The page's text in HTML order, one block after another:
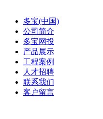
多宝(中国)
公司简介
多宝网投
产品展示
工程案例
人才招聘
联系我们
客户留言